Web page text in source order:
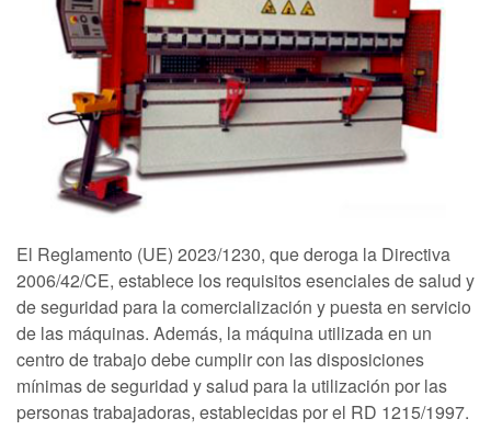
El Reglamento (UE) 2023/1230, que deroga la Directiva
2006/42/CE, establece los requisitos esenciales de salud y
de seguridad para la comercialización y puesta en servicio
de las máquinas. Además, la máquina utilizada en un
centro de trabajo debe cumplir con las disposiciones
mínimas de seguridad y salud para la utilización por las
personas trabajadoras, establecidas por el RD 1215/1997.